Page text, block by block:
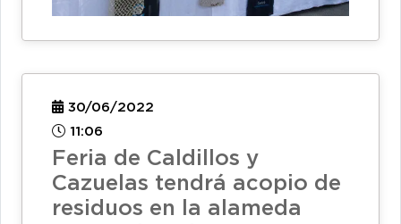
30/06/2022
11:06
Feria de Caldillos y
Cazuelas tendrá acopio de
residuos en la alameda